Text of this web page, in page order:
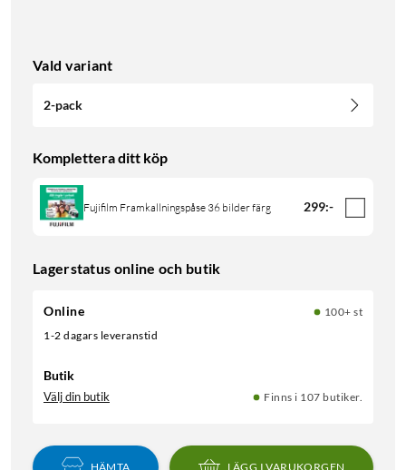
Vald variant
2-pack
Komplettera ditt köp
Fujifilm Framkallningspåse 36 bilder färg 299:-
Lagerstatus online och butik
Online
100+ st
1-2 dagars leveranstid
Butik
Välj din butik Finns i 107 butiker.
HÄMTA LÄGG I VARUKORGEN